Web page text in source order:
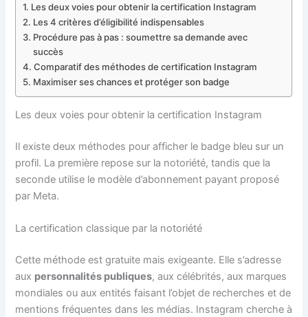
Les deux voies pour obtenir la certification Instagram
Les 4 critères d’éligibilité indispensables
Procédure pas à pas : soumettre sa demande avec
succès
Comparatif des méthodes de certification Instagram
Maximiser ses chances et protéger son badge
Les deux voies pour obtenir la certification Instagram
Il existe deux méthodes pour afficher le badge bleu sur un
profil. La première repose sur la notoriété, tandis que la
seconde utilise le modèle d’abonnement payant proposé
par Meta.
La certification classique par la notoriété
Cette méthode est gratuite mais exigeante. Elle s’adresse
aux personnalités publiques, aux célébrités, aux marques
mondiales ou aux entités faisant l’objet de recherches et de
mentions fréquentes dans les médias. Instagram cherche à